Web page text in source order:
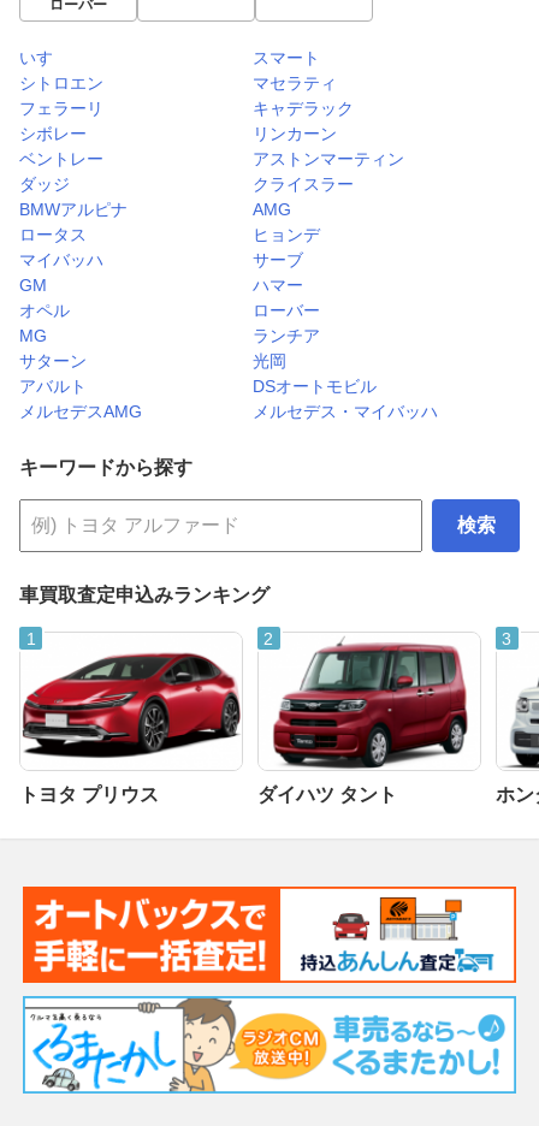
ローバー
いすゞ
スマート
シトロエン
マセラティ
フェラーリ
キャデラック
シボレー
リンカーン
ベントレー
アストンマーティン
ダッジ
クライスラー
BMWアルピナ
AMG
ロータス
ヒョンデ
マイバッハ
サーブ
GM
ハマー
オペル
ローバー
MG
ランチア
サターン
光岡
アバルト
DSオートモビル
メルセデスAMG
メルセデス・マイバッハ
キーワードから探す
検索
車買取査定申込みランキング
トヨタ プリウス ダイハツ タント ホン